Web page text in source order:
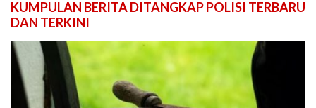
KUMPULAN BERITA DITANGKAP POLISI TERBARU
DAN TERKINI